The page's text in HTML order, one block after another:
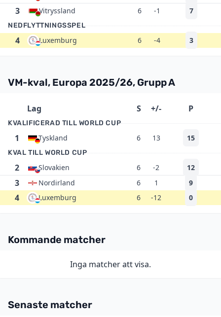
3
Vitryssland 6 -1 7
NEDFLYTTNINGSSPEL
4 Luxemburg 6 -4 3
VM-kval, Europa 2025/26, Grupp A
Lag S +/- P
KVALIFICERAD TILL WORLD CUP
1 Tyskland 6 13 15
KVAL TILL WORLD CUP
2 Slovakien 6 -2 12
3 Nordirland 6 1 9
4 Luxemburg 6 -12 0
Kommande matcher
Inga matcher att visa.
Senaste matcher